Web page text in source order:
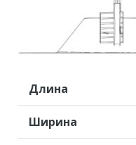
Длина
Ширина